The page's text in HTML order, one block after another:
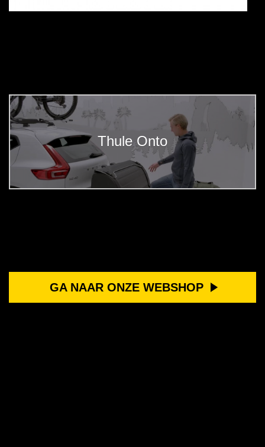
Thule Onto
GA NAAR ONZE WEBSHOP